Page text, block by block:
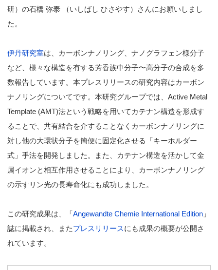
研）の石橋 弥泰 （いしばし ひさやす）さんにお願いしまし
た。
伊丹研究室は、カーボンナノリング、ナノグラフェン様分子
など、様々な構造を有する芳香族中分子〜高分子の合成を多
数報告しています。本プレスリリースの研究内容はカーボン
ナノリングについてです。本研究グループでは、Active Metal
Template (AMT)法という戦略を用いてカテナン構造を形成す
ることで、共有結合を介することなくカーボンナノリングに
対し他の大環状分子を簡便に固定化させる「キーホルダー
式」手法を開発しました。また、カテナン構造を活かして金
属イオンと相互作用させることにより、カーボンナノリング
の示すリン光の長寿命化にも成功しました。
この研究成果は、「Angewandte Chemie International Edition 」
誌に掲載され、またプレスリリースにも成果の概要が公開さ
れています。